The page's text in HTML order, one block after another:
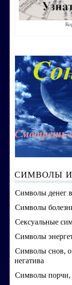
Строим
ОБО МНЕ
КОНТАКТЫ
СИМВОЛЫ И
Символы денег
Символы
Сексуальные
Символы
Символы снов,
негатива
Символы порчи,